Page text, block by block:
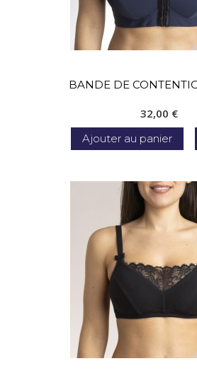
BANDE DE
32,00 €
Ajouter au panier